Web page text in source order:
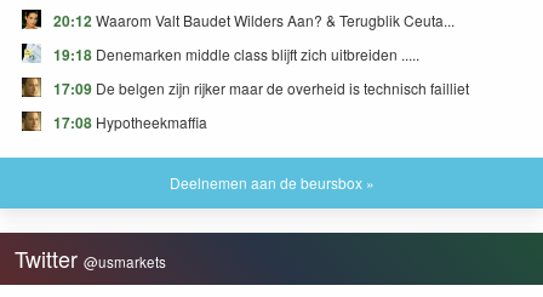
20:12Waarom Valt Baudet Wilders Aan? & Terugblik Ceuta...
19:18 Denemarken middle class blijft zich uitbreiden .....
17:09 De belgen zijn rijker maar de overheid is technisch failliet
17:08 Hypotheekmaffia
Deelnemen aan de beursbox »
Twitter @usmarkets